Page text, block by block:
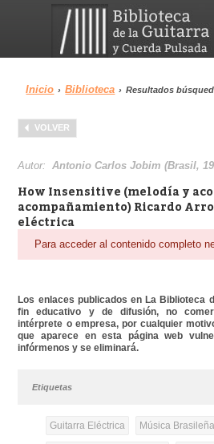
Menu
Biblioteca
Área personal
Inicio › Biblioteca › Resultados
VOLVER
Autor:Antonio Carlos Jobim (Brasil,
How Insensitive (melodía y
acompañamiento) Ricardo
eléctrica
Para acceder al contenido completo
Los enlaces publicados en La Biblioteca
fin educativo y de difusión, no
intérprete o empresa, por cualquier
que aparece en esta página web
infórmenos y se eliminará.
Etiquetas
Guitarra Eléctrica Música Brasileña